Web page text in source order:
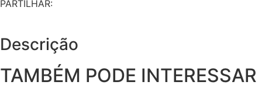
PARTILHAR:
Descrição
TAMBÉM PODE INTERESSAR